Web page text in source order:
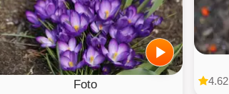
Foto 4.62